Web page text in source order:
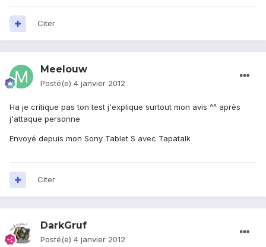
Citer
Meelouw
Posté(e) 4 janvier 2012
Ha je critique pas ton test j'explique surtout mon avis ^^ après
j'attaque personne
Envoyé depuis mon Sony Tablet S avec Tapatalk
Citer
DarkGruf
Posté(e) 4 janvier 2012